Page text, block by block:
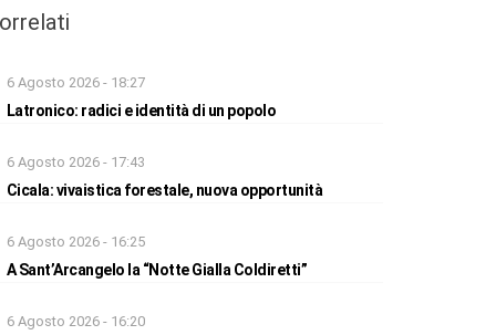
6 Agosto 2026 - 18:27
Latronico: radici e identità di un popolo
6 Agosto 2026 - 17:43
Cicala: vivaistica forestale, nuova opportunità
6 Agosto 2026 - 16:25
A Sant’Arcangelo la “Notte Gialla Coldiretti”
6 Agosto 2026 - 16:20